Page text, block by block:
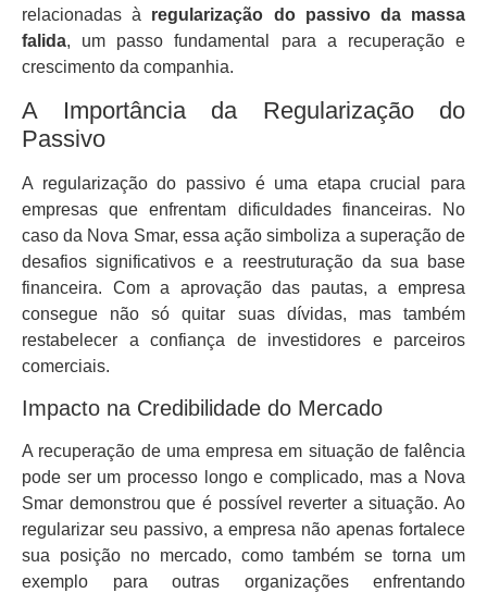
relacionadas à regularização do passivo da massa
falida, um passo fundamental para a recuperação e
crescimento da companhia.
A Importância da Regularização do
Passivo
A regularização do passivo é uma etapa crucial para
empresas que enfrentam dificuldades financeiras. No
caso da Nova Smar, essa ação simboliza a superação de
desafios significativos e a reestruturação da sua base
financeira. Com a aprovação das pautas, a empresa
consegue não só quitar suas dívidas, mas também
restabelecer a confiança de investidores e parceiros
comerciais.
Impacto na Credibilidade do Mercado
A recuperação de uma empresa em situação de falência
pode ser um processo longo e complicado, mas a Nova
Smar demonstrou que é possível reverter a situação. Ao
regularizar seu passivo, a empresa não apenas fortalece
sua posição no mercado, como também se torna um
exemplo para outras organizações enfrentando